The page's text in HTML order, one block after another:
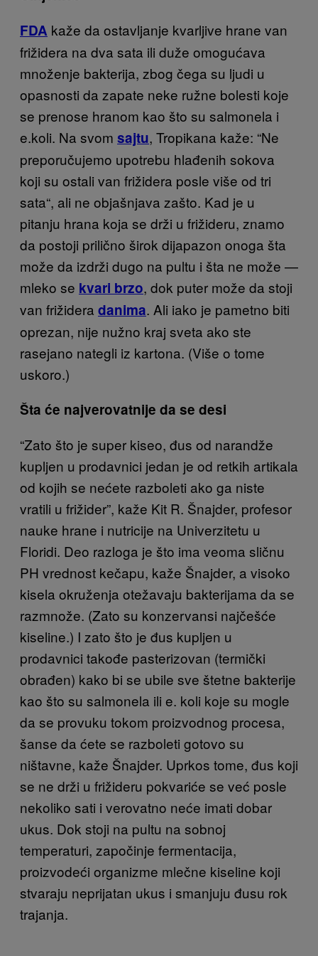
FDA kaže da ostavljanje kvarljive hrane van
frižidera na dva sata ili duže omogućava
množenje bakterija, zbog čega su ljudi u
opasnosti da zapate neke ružne bolesti koje
se prenose hranom kao što su salmonela i
e.koli. Na svom sajtu, Tropikana kaže: “Ne
preporučujemo upotrebu hlađenih sokova
koji su ostali van frižidera posle više od tri
sata“, ali ne objašnjava zašto. Kad je u
pitanju hrana koja se drži u frižideru, znamo
da postoji prilično širok dijapazon onoga šta
može da izdrži dugo na pultu i šta ne može —
mleko se kvari brzo, dok puter može da stoji
van frižidera danima. Ali iako je pametno biti
oprezan, nije nužno kraj sveta ako ste
rasejano nategli iz kartona. (Više o tome
uskoro.)
Šta će najverovatnije da se desi
“Zato što je super kiseo, đus od narandže
kupljen u prodavnici jedan je od retkih artikala
od kojih se nećete razboleti ako ga niste
vratili u frižider”, kaže Kit R. Šnajder, profesor
nauke hrane i nutricije na Univerzitetu u
Floridi. Deo razloga je što ima veoma sličnu
PH vrednost kečapu, kaže Šnajder, a visoko
kisela okruženja otežavaju bakterijama da se
razmnože. (Zato su konzervansi najčešće
kiseline.) I zato što je đus kupljen u
prodavnici takođe pasterizovan (termički
obrađen) kako bi se ubile sve štetne bakterije
kao što su salmonela ili e. koli koje su mogle
da se provuku tokom proizvodnog procesa,
šanse da ćete se razboleti gotovo su
ništavne, kaže Šnajder. Uprkos tome, đus koji
se ne drži u frižideru pokvariće se već posle
nekoliko sati i verovatno neće imati dobar
ukus. Dok stoji na pultu na sobnoj
temperaturi, započinje fermentacija,
proizvodeći organizme mlečne kiseline koji
stvaraju neprijatan ukus i smanjuju đusu rok
trajanja.